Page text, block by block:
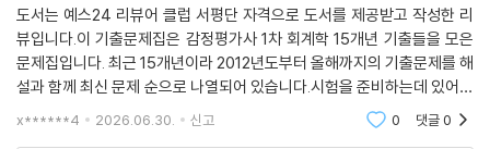
도서는 예스24 리뷰어 클럽 서평단 자격으로 도서를 제공받고 작성한 리
뷰입니다.이 기출문제집은 감정평가사 1차 회계학 15개년 기출들을 모은
문제집입니다. 최근 15개년이라 2012년도부터 올해까지의 기출문제를 해
설과 함께 최신 문제 순으로 나열되어 있습니다.시험을 준비하는데 있어서
최신의 출제경향을 파악하는 것이 꽤나 중요하다고 생각합니다. 그래서 시
x******4 2026.06.30. 신고 0 댓글0